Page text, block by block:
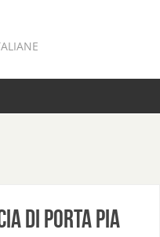
di Porta Pia